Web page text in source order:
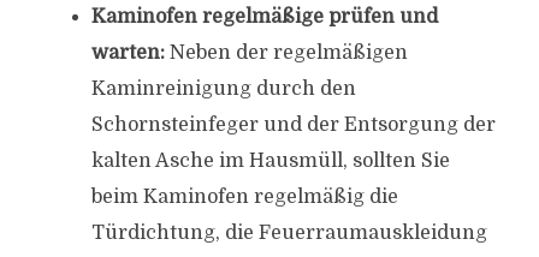
Kaminofen regelmäßige prüfen und
warten: Neben der regelmäßigen
Kaminreinigung durch den
Schornsteinfeger und der Entsorgung der
kalten Asche im Hausmüll, sollten Sie
beim Kaminofen regelmäßig die
Türdichtung, die Feuerraumauskleidung